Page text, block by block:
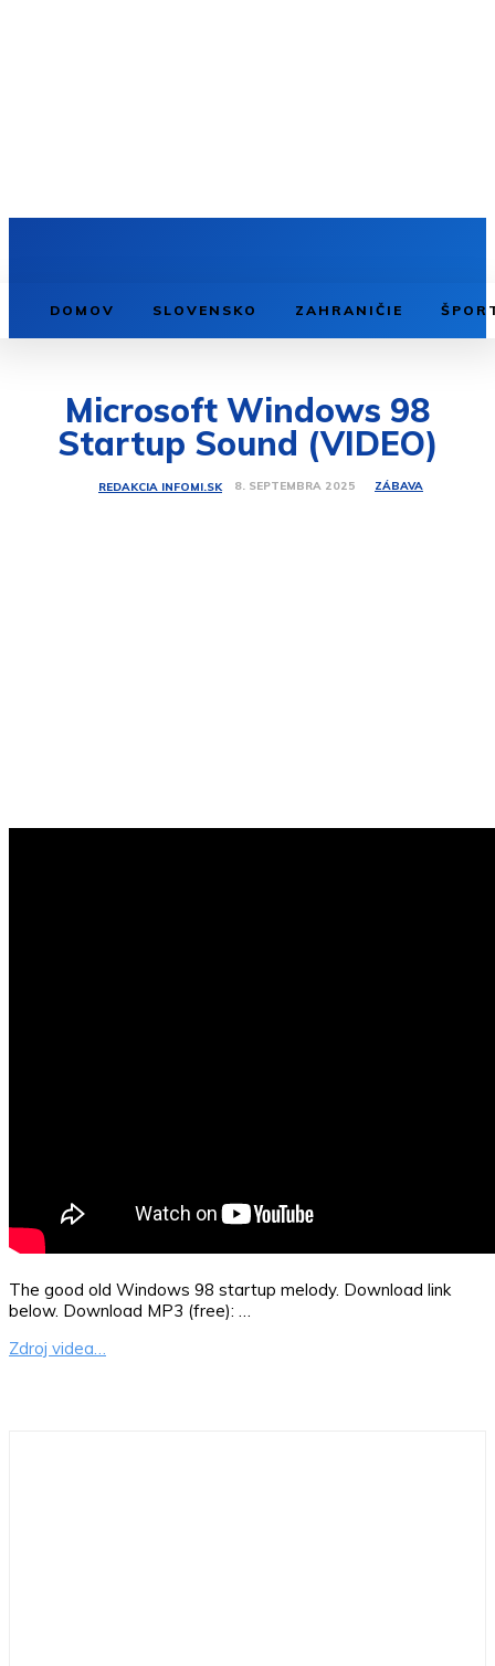
DOMOV SLOVENSKO ZAHRANIČIE
Microsoft Windows 98
Startup Sound (VIDEO)
REDAKCIA INFOMI.SK 8. SEPTEMBRA 2025 ZÁBAVA
The good old Windows 98 startup melody. Download link
below. Download MP3 (free): …
Zdroj videa…